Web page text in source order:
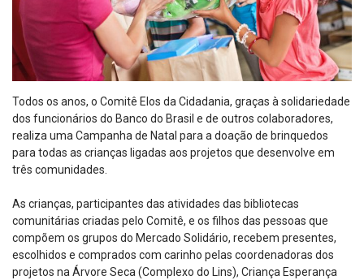
Todos os anos, o Comitê Elos da Cidadania, graças à solidariedade
dos funcionários do Banco do Brasil e de outros colaboradores,
realiza uma Campanha de Natal para a doação de brinquedos
para todas as crianças ligadas aos projetos que desenvolve em
três comunidades.
As crianças, participantes das atividades das bibliotecas
comunitárias criadas pelo Comitê, e os filhos das pessoas que
compõem os grupos do Mercado Solidário, recebem presentes,
escolhidos e comprados com carinho pelas coordenadoras dos
projetos na Árvore Seca (Complexo do Lins), Criança Esperança